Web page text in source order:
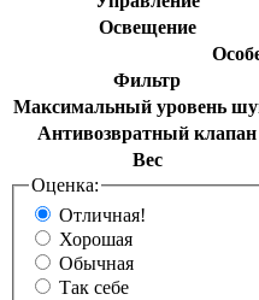
Освещение
Фильтр
Максимальный уровень
Антивозвратный клапан
Вес
Оценка:
Отличная!
Хорошая
Обычная
Так себе